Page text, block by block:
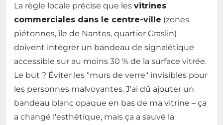
La règle locale précise que les vitrines
commerciales dans le centre-ville (zones
piétonnes, île de Nantes, quartier Graslin)
doivent intégrer un bandeau de signalétique
accessible sur au moins 30 % de la surface vitrée.
Le but ? Éviter les "murs de verre" invisibles pour
les personnes malvoyantes. J'ai dû ajouter un
bandeau blanc opaque en bas de ma vitrine – ça
a changé l'esthétique, mais ça a sauvé la